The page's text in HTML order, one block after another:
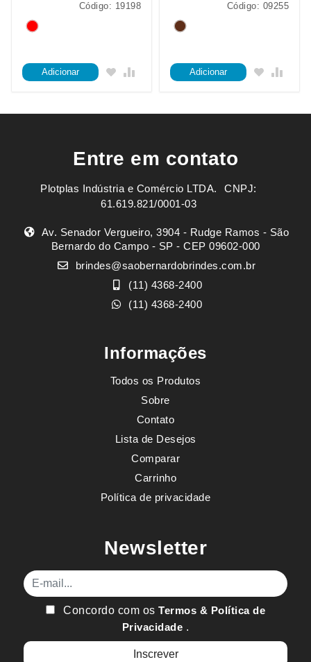
Código: 19198
Adicionar
Código: 09255
Adicionar
Entre em contato
Plotplas Indústria e Comércio LTDA. ㅤㅤㅤ CNPJ:
61.619.821/0001-03
Av. Senador Vergueiro, 3904 - Rudge Ramos - São
Bernardo do Campo - SP - CEP 09602-000
brindes@saobernardobrindes.com.br
(11) 4368-2400
(11) 4368-2400
Informações
Todos os Produtos
Sobre
Contato
Lista de Desejos
Comparar
Carrinho
Política de privacidade
Newsletter
E-mail
Concordo com osTermos & Política de
Privacidade .